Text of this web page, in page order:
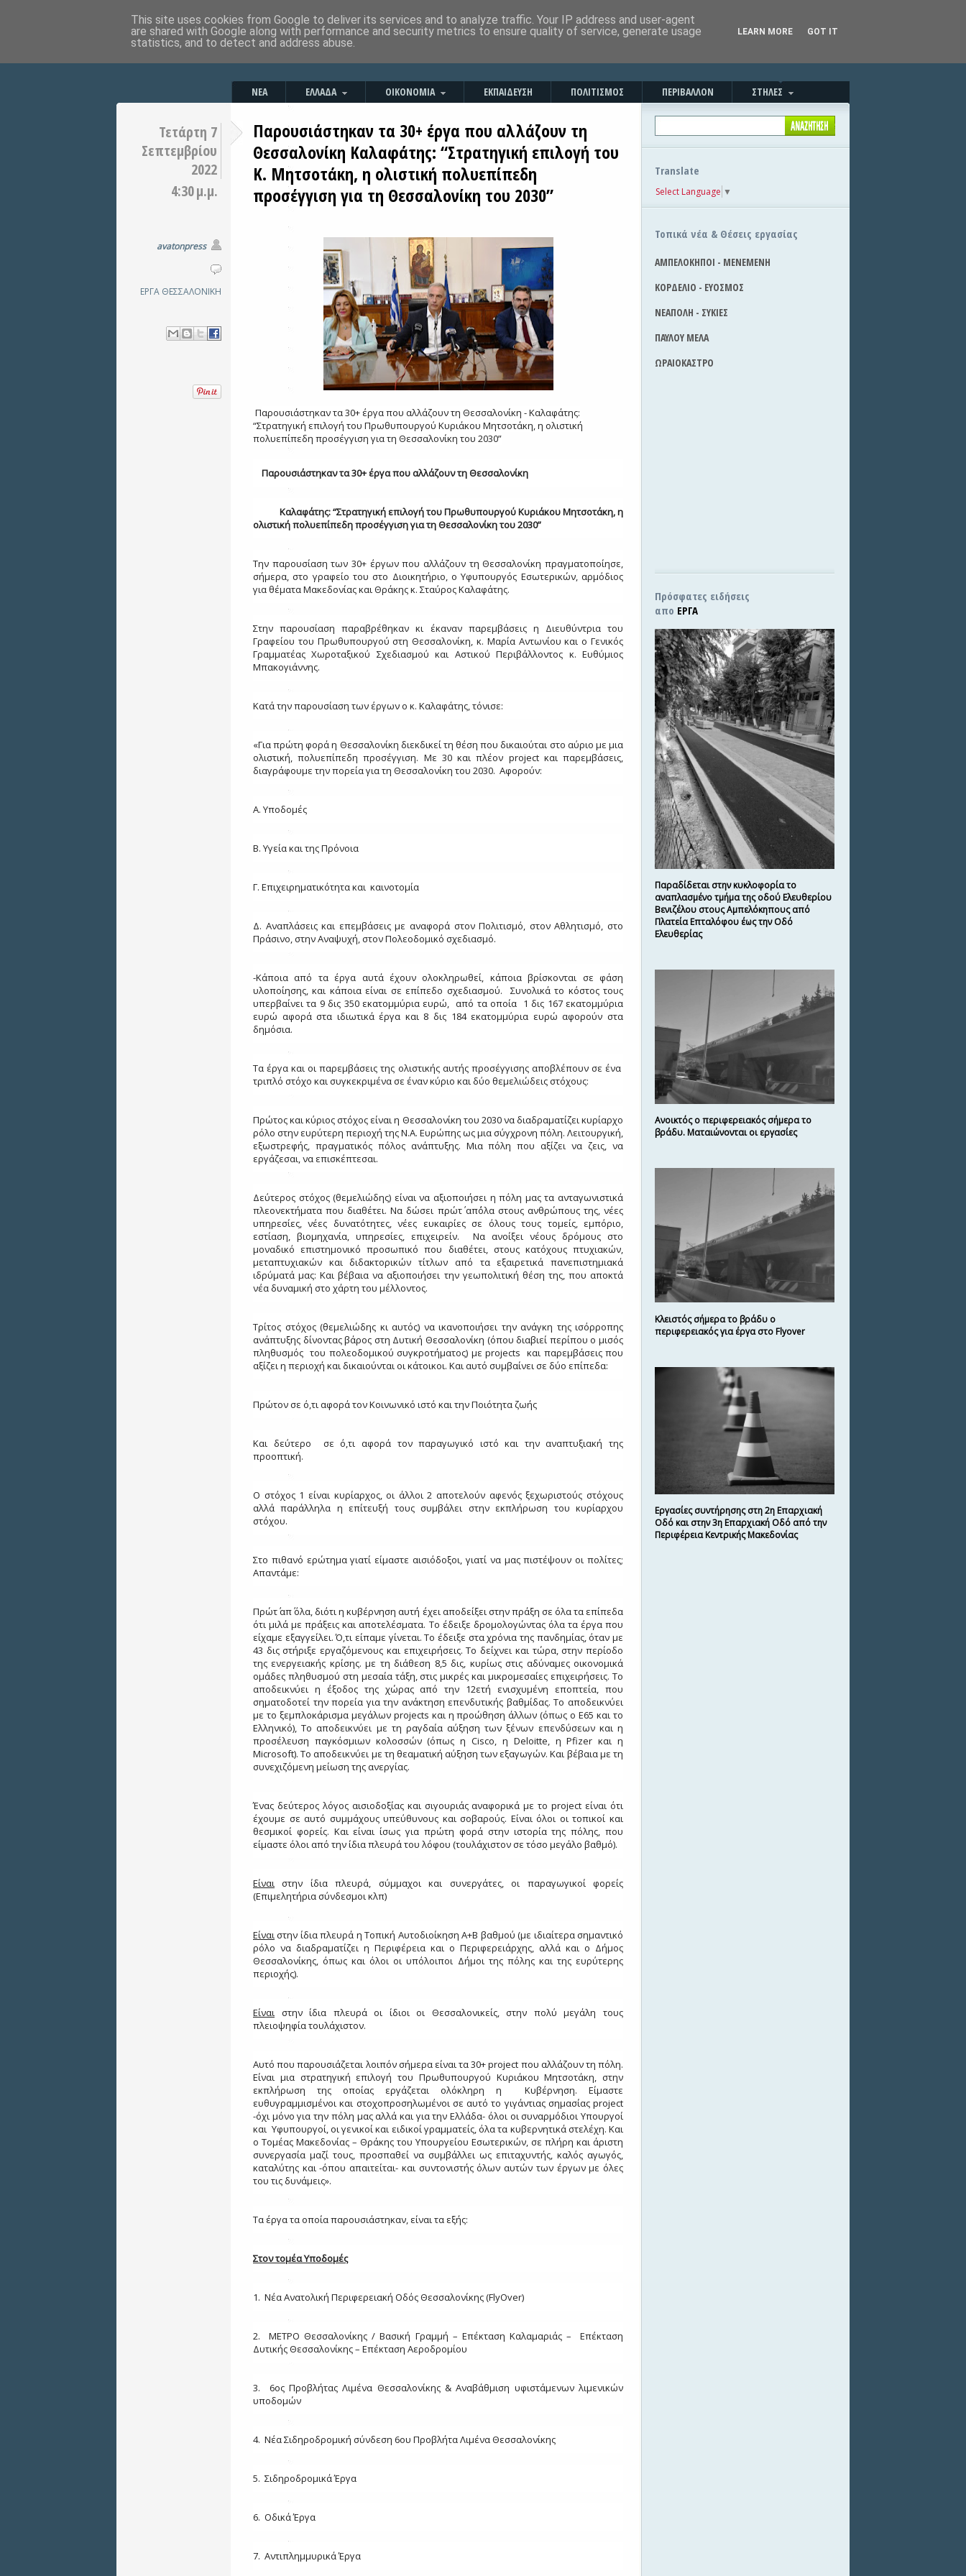
ΝΕΑ ΕΛΛΑΔΑ ΟΙΚΟΝΟΜΙΑ ΕΚΠΑΙΔΕΥΣΗ ΠΟΛΙΤΙΣΜΟΣ ΠΕΡΙΒΑΛΛΟΝ ΣΤΗΛΕΣ
Τετάρτη 7
Σεπτεμβρίου
2022
4:30 μ.μ.
avatonpress
ΕΡΓΑ ΘΕΣΣΑΛΟΝΙΚΗ
Παρουσιάστηκαν τα 30+ έργα που αλλάζουν τη
Θεσσαλονίκη Καλαφάτης: “Στρατηγική επιλογή του
Κ. Μητσοτάκη, η ολιστική πολυεπίπεδη
προσέγγιση για τη Θεσσαλονίκη του 2030”
Παρουσιάστηκαν τα 30+ έργα που αλλάζουν τη Θεσσαλονίκη - Καλαφάτης:
“Στρατηγική επιλογή του Πρωθυπουργού Κυριάκου Μητσοτάκη, η ολιστική
πολυεπίπεδη προσέγγιση για τη Θεσσαλονίκη του 2030”
Παρουσιάστηκαν τα 30+ έργα που αλλάζουν τη Θεσσαλονίκη
Καλαφάτης: “Στρατηγική επιλογή του Πρωθυπουργού Κυριάκου Μητσοτάκη, η
ολιστική πολυεπίπεδη προσέγγιση για τη Θεσσαλονίκη του 2030”
Την παρουσίαση των 30+ έργων που αλλάζουν τη Θεσσαλονίκη πραγματοποίησε,
σήμερα, στο γραφείο του στο Διοικητήριο, ο Υφυπουργός Εσωτερικών, αρμόδιος
για θέματα Μακεδονίας και Θράκης κ. Σταύρος Καλαφάτης.
Στην παρουσίαση παραβρέθηκαν κι έκαναν παρεμβάσεις η Διευθύντρια του
Γραφείου του Πρωθυπουργού στη Θεσσαλονίκη, κ. Μαρία Αντωνίου και ο Γενικός
Γραμματέας Χωροταξικού Σχεδιασμού και Αστικού Περιβάλλοντος κ. Ευθύμιος
Μπακογιάννης.
Κατά την παρουσίαση των έργων ο κ. Καλαφάτης, τόνισε:
«Για πρώτη φορά η Θεσσαλονίκη διεκδικεί τη θέση που δικαιούται στο αύριο με μια
ολιστική, πολυεπίπεδη προσέγγιση. Με 30 και πλέον project και παρεμβάσεις,
διαγράφουμε την πορεία για τη Θεσσαλονίκη του 2030. Αφορούν:
Α. Υποδομές
Β. Υγεία και της Πρόνοια
Γ. Επιχειρηματικότητα και καινοτομία
Δ. Aναπλάσεις και επεμβάσεις με αναφορά στον Πολιτισμό, στον Αθλητισμό, στο
Πράσινο, στην Αναψυχή, στον Πολεοδομικό σχεδιασμό.
-Κάποια από τα έργα αυτά έχουν ολοκληρωθεί, κάποια βρίσκονται σε φάση
υλοποίησης, και κάποια είναι σε επίπεδο σχεδιασμού. Συνολικά το κόστος τους
υπερβαίνει τα 9 δις 350 εκατομμύρια ευρώ, από τα οποία 1 δις 167 εκατομμύρια
ευρώ αφορά στα ιδιωτικά έργα και 8 δις 184 εκατομμύρια ευρώ αφορούν στα
δημόσια.
Τα έργα και οι παρεμβάσεις της ολιστικής αυτής προσέγγισης αποβλέπουν σε ένα
τριπλό στόχο και συγκεκριμένα σε έναν κύριο και δύο θεμελιώδεις στόχους:
Πρώτος και κύριος στόχος είναι η Θεσσαλονίκη του 2030 να διαδραματίζει κυρίαρχο
ρόλο στην ευρύτερη περιοχή της Ν.Α. Ευρώπης ως μια σύγχρονη πόλη. Λειτουργική,
εξωστρεφής, πραγματικός πόλος ανάπτυξης. Μια πόλη που αξίζει να ζεις, να
εργάζεσαι, να επισκέπτεσαι.
Δεύτερος στόχος (θεμελιώδης) είναι να αξιοποιήσει η πόλη μας τα ανταγωνιστικά
πλεονεκτήματα που διαθέτει. Να δώσει πρώτ΄ απ΄όλα στους ανθρώπους της, νέες
υπηρεσίες, νέες δυνατότητες, νέες ευκαιρίες σε όλους τους τομείς, εμπόριο,
εστίαση, βιομηχανία, υπηρεσίες, επιχειρείν. Να ανοίξει νέους δρόμους στο
μοναδικό επιστημονικό προσωπικό που διαθέτει, στους κατόχους πτυχιακών,
μεταπτυχιακών και διδακτορικών τίτλων από τα εξαιρετικά πανεπιστημιακά
ιδρύματά μας: Και βέβαια να αξιοποιήσει την γεωπολιτική θέση της, που αποκτά
νέα δυναμική στο χάρτη του μέλλοντος.
Τρίτος στόχος (θεμελιώδης κι αυτός) να ικανοποιήσει την ανάγκη της ισόρροπης
ανάπτυξης δίνοντας βάρος στη Δυτική Θεσσαλονίκη (όπου διαβιεί περίπου ο μισός
πληθυσμός του πολεοδομικού συγκροτήματος) με projects και παρεμβάσεις που
αξίζει η περιοχή και δικαιούνται οι κάτοικοι. Και αυτό συμβαίνει σε δύο επίπεδα:
Πρώτον σε ό,τι αφορά τον Κοινωνικό ιστό και την Ποιότητα ζωής
Και δεύτερο σε ό,τι αφορά τον παραγωγικό ιστό και την αναπτυξιακή της
προοπτική.
Ο στόχος 1 είναι κυρίαρχος, οι άλλοι 2 αποτελούν αφενός ξεχωριστούς στόχους
αλλά παράλληλα η επίτευξή τους συμβάλει στην εκπλήρωση του κυρίαρχου
στόχου.
Στο πιθανό ερώτημα γιατί είμαστε αισιόδοξοι, γιατί να μας πιστέψουν οι πολίτες;
Απαντάμε:
Πρώτ΄ απ΄ όλα, διότι η κυβέρνηση αυτή έχει αποδείξει στην πράξη σε όλα τα επίπεδα
ότι μιλά με πράξεις και αποτελέσματα. Το έδειξε δρομολογώντας όλα τα έργα που
είχαμε εξαγγείλει. Ό,τι είπαμε γίνεται. Το έδειξε στα χρόνια της πανδημίας, όταν με
43 δις στήριξε εργαζόμενους και επιχειρήσεις. Το δείχνει και τώρα, στην περίοδο
της ενεργειακής κρίσης. με τη διάθεση 8,5 δις, κυρίως στις αδύναμες οικονομικά
ομάδες πληθυσμού στη μεσαία τάξη, στις μικρές και μικρομεσαίες επιχειρήσεις. Το
αποδεικνύει η έξοδος της χώρας από την 12ετή ενισχυμένη εποπτεία, που
σηματοδοτεί την πορεία για την ανάκτηση επενδυτικής βαθμίδας. Το αποδεικνύει
με το ξεμπλοκάρισμα μεγάλων projects και η προώθηση άλλων (όπως ο E65 και το
Ελληνικό), Το αποδεικνύει με τη ραγδαία αύξηση των ξένων επενδύσεων και η
προσέλευση παγκόσμιων κολοσσών (όπως η Cisco, η Deloitte, η Pfizer και η
Microsoft). Το αποδεικνύει με τη θεαματική αύξηση των εξαγωγών. Και βέβαια με τη
συνεχιζόμενη μείωση της ανεργίας.
Ένας δεύτερος λόγος αισιοδοξίας και σιγουριάς αναφορικά με το project είναι ότι
έχουμε σε αυτό συμμάχους υπεύθυνους και σοβαρούς. Είναι όλοι οι τοπικοί και
θεσμικοί φορείς. Και είναι ίσως για πρώτη φορά στην ιστορία της πόλης, που
είμαστε όλοι από την ίδια πλευρά του λόφου (τουλάχιστον σε τόσο μεγάλο βαθμό).
Είναι στην ίδια πλευρά, σύμμαχοι και συνεργάτες, οι παραγωγικοί φορείς
(Επιμελητήρια σύνδεσμοι κλπ)
Είναιστην ίδια πλευρά η Τοπική Αυτοδιοίκηση Α+Β βαθμού (με ιδιαίτερα σημαντικό
ρόλο να διαδραματίζει η Περιφέρεια και ο Περιφερειάρχης, αλλά και ο Δήμος
Θεσσαλονίκης, όπως και όλοι οι υπόλοιποι Δήμοι της πόλης και της ευρύτερης
περιοχής).
Είναι στην ίδια πλευρά οι ίδιοι οι Θεσσαλονικείς, στην πολύ μεγάλη τους
πλειοψηφία τουλάχιστον.
Αυτό που παρουσιάζεται λοιπόν σήμερα είναι τα 30+ project που αλλάζουν τη πόλη.
Είναι μια στρατηγική επιλογή του Πρωθυπουργού Κυριάκου Μητσοτάκη, στην
εκπλήρωση της οποίας εργάζεται ολόκληρη η Κυβέρνηση. Είμαστε
ευθυγραμμισμένοι και στοχοπροσηλωμένοι σε αυτό το γιγάντιας σημασίας project
-όχι μόνο για την πόλη μας αλλά και για την Ελλάδα- όλοι οι συναρμόδιοι Υπουργοί
και Υφυπουργοί, οι γενικοί και ειδικοί γραμματείς, όλα τα κυβερνητικά στελέχη. Και
ο Τομέας Μακεδονίας – Θράκης του Υπουργείου Εσωτερικών, σε πλήρη και άριστη
συνεργασία μαζί τους, προσπαθεί να συμβάλλει ως επιταχυντής, καλός αγωγός,
καταλύτης και -όπου απαιτείται- και συντονιστής όλων αυτών των έργων με όλες
του τις δυνάμεις».
Τα έργα τα οποία παρουσιάστηκαν, είναι τα εξής:
Στον τομέα Υποδομές
1. Νέα Ανατολική Περιφερειακή Οδός Θεσσαλονίκης (FlyOver)
2.
ΜΕΤΡΟ Θεσσαλονίκης / Βασική Γραμμή – Επέκταση Καλαμαριάς – Επέκταση
Δυτικής Θεσσαλονίκης – Επέκταση Αεροδρομίου
3.
6ος Προβλήτας Λιμένα Θεσσαλονίκης & Αναβάθμιση υφιστάμενων λιμενικών
υποδομών
4. Νέα Σιδηροδρομική σύνδεση 6ου Προβλήτα Λιμένα Θεσσαλονίκης
5. Σιδηροδρομικά Έργα
6. Οδικά Έργα
7. Αντιπλημμυρικά Έργα
Translate
Select Language ▼
Τοπικά νέα & Θέσεις εργασίας
ΑΜΠΕΛΟΚΗΠΟΙ - ΜΕΝΕΜΕΝΗ
ΚΟΡΔΕΛΙΟ - ΕΥΟΣΜΟΣ
ΝΕΑΠΟΛΗ - ΣΥΚΙΕΣ
ΠΑΥΛΟΥ ΜΕΛΑ
ΩΡΑΙΟΚΑΣΤΡΟ
Πρόσφατες ειδήσεις
απο ΕΡΓΑ
Παραδίδεται στην κυκλοφορία το
αναπλασμένο τμήμα της οδού Ελευθερίου
Βενιζέλου στους Αμπελόκηπους από
Πλατεία Επταλόφου έως την Οδό
Ελευθερίας
Ανοικτός ο περιφερειακός σήμερα το
βράδυ. Ματαιώνονται οι εργασίες
Κλειστός σήμερα το βράδυ ο
περιφερειακός για έργα στο Flyover
Εργασίες συντήρησης στη 2η Επαρχιακή
Οδό και στην 3η Επαρχιακή Οδό από την
Περιφέρεια Κεντρικής Μακεδονίας
This site uses cookies from Google to deliver its services and to analyze traffic. Your IP address and user-agent
are shared with Google along with performance and security metrics to ensure quality of service, generate usage
statistics, and to detect and address abuse.
LEARN MORE GOT IT